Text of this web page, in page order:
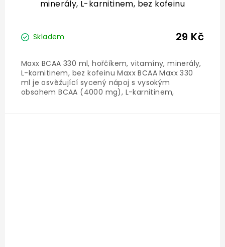
minerály, L-karnitinem, bez kofeinu
Skladem 29 Kč
Maxx BCAA 330 ml, hořčíkem, vitamíny, minerály,
L-karnitinem, bez kofeinu Maxx BCAA Maxx 330
ml je osvěžující sycený nápoj s vysokým
obsahem BCAA (4000 mg), L-karnitinem,